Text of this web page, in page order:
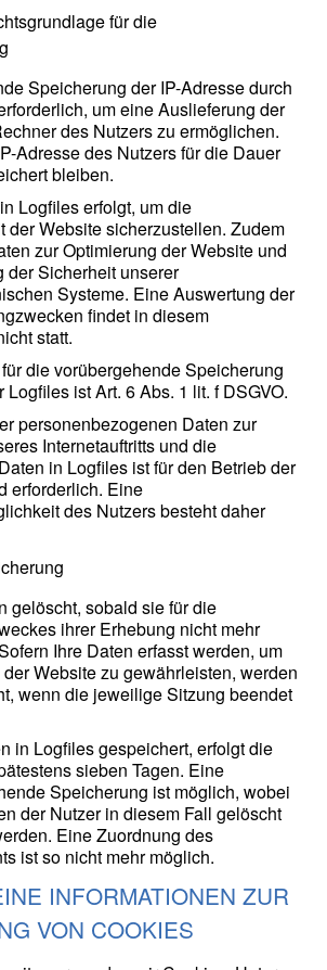
für die
Speicherung der IP-Adresse durch
um eine Auslieferung der
des Nutzers zu ermöglichen.
Adresse des Nutzers für die Dauer
bleiben.
Logfiles erfolgt, um die
der Website sicherzustellen. Zudem
zur Optimierung der Website und
der Sicherheit unserer
Systeme. Eine Auswertung der
findet in diesem
statt.
die vorübergehende Speicherung
ist Art. 6 Abs. 1 lit. f DSGVO.
personenbezogenen Daten zur
Internetauftritts und die
in Logfiles ist für den Betrieb der
erforderlich. Eine
des Nutzers besteht daher
gelöscht, sobald sie für die
ihrer Erhebung nicht mehr
Ihre Daten erfasst werden, um
Website zu gewährleisten, werden
wenn die jeweilige Sitzung beendet
in Logfiles gespeichert, erfolgt die
sieben Tagen. Eine
Speicherung ist möglich, wobei
der Nutzer in diesem Fall gelöscht
Eine Zuordnung des
ist so nicht mehr möglich.
INFORMATIONEN ZUR
VON COOKIES